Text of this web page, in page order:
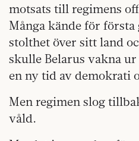
motsats till regimens
Många kände för första
stolthet över sitt land
skulle Belarus vakna
en ny tid av demokrati
Men regimen slog
våld.